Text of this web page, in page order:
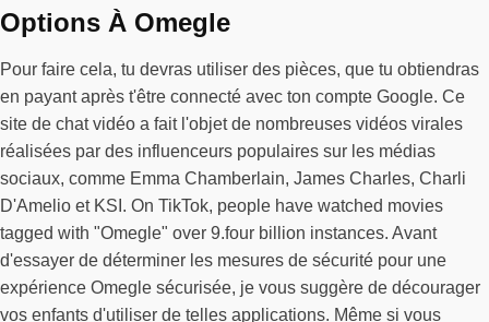
Options À Omegle
Pour faire cela, tu devras utiliser des pièces, que tu obtiendras
en payant après t'être connecté avec ton compte Google. Ce
site de chat vidéo a fait l'objet de nombreuses vidéos virales
réalisées par des influenceurs populaires sur les médias
sociaux, comme Emma Chamberlain, James Charles, Charli
D'Amelio et KSI. On TikTok, people have watched movies
tagged with "Omegle" over 9.four billion instances. Avant
d'essayer de déterminer les mesures de sécurité pour une
expérience Omegle sécurisée, je vous suggère de décourager
vos enfants d'utiliser de telles applications. Même si vous